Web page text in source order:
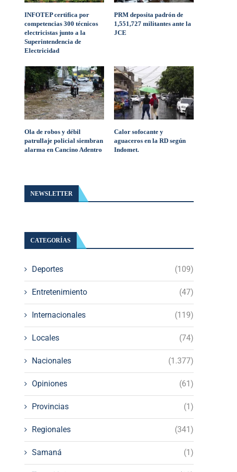
INFOTEP certifica por
competencias 300 técnicos
electricistas junto a la
Superintendencia de
Electricidad
PRM deposita padrón de
1,551,727 militantes ante la
JCE
Ola de robos y débil
patrullaje policial siembran
alarma en Cancino Adentro
Calor sofocante y
aguaceros en la RD según
Indomet.
NEWSLETTER
CATEGORÍAS
Deportes (109)
Entretenimiento (47)
Internacionales (119)
Locales (74)
Nacionales (1.377)
Opiniones (61)
Provincias (1)
Regionales (341)
Samaná (1)